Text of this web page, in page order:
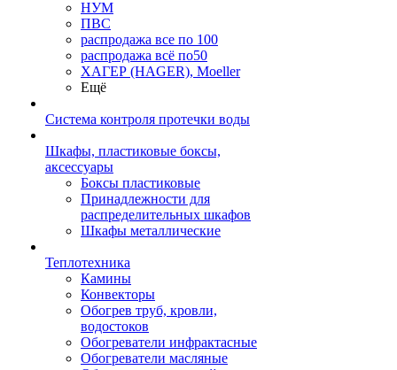
НУМ
ПВС
распродажа все по 100
распродажа всё по50
ХАГЕР (HAGER), Moeller
Ещё
Система контроля протечки воды
Шкафы, пластиковые боксы,
аксессуары
Боксы пластиковые
Принадлежности для
распределительных шкафов
Шкафы металлические
Теплотехника
Камины
Конвекторы
Обогрев труб, кровли,
водостоков
Обогреватели инфрактасные
Обогреватели масляные